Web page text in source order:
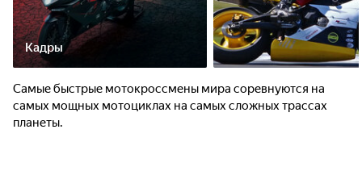
Кадры
Самые быстрые мотокроссмены мира соревнуются на
самых мощных мотоциклах на самых сложных трассах
планеты.